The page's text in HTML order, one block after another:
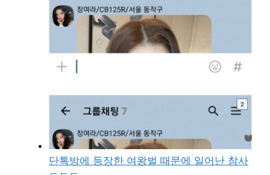
단톡방에 등장한 여왕벌 때문에 일어난 참사